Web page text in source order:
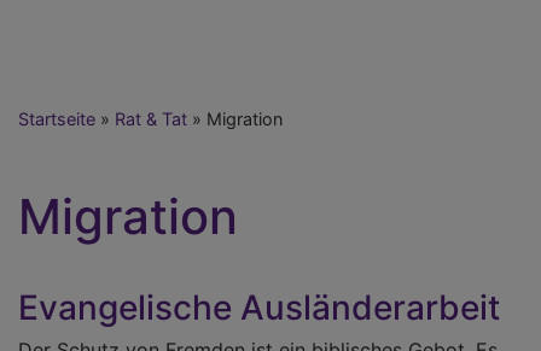
Startseite Rat & Tat Migration
Migration
Evangelische Ausländerarbeit